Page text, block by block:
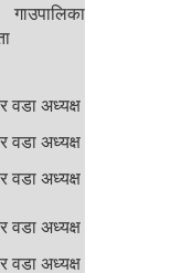
वडा अध्यक्ष
वडा अध्यक्ष
वडा अध्यक्ष
वडा अध्यक्ष
वडा अध्यक्ष